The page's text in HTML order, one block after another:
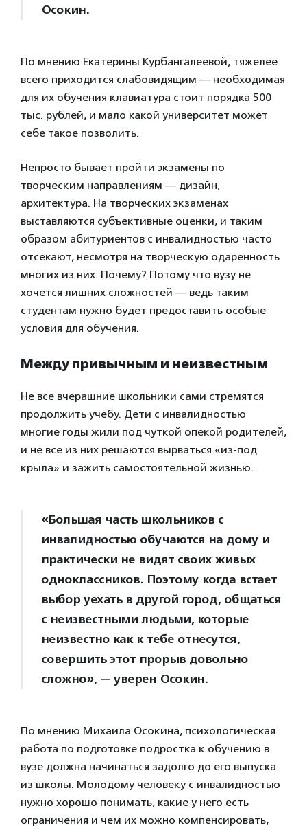
Осокин.
По мнению Екатерины Курбангалеевой, тяжелее
всего приходится слабовидящим — необходимая
для их обучения клавиатура стоит порядка 500
тыс. рублей, и мало какой университет может
себе такое позволить.
Непросто бывает пройти экзамены по
творческим направлениям — дизайн,
архитектура. На творческих экзаменах
выставляются субъективные оценки, и таким
образом абитуриентов с инвалидностью часто
отсекают, несмотря на творческую одаренность
многих из них. Почему? Потому что вузу не
хочется лишних сложностей — ведь таким
студентам нужно будет предоставить особые
условия для обучения.
Между привычным и неизвестным
Не все вчерашние школьники сами стремятся
продолжить учебу. Дети с инвалидностью
многие годы жили под чуткой опекой родителей,
и не все из них решаются вырваться «из-под
крыла» и зажить самостоятельной жизнью.
«Большая часть школьников с
инвалидностью обучаются на дому и
практически не видят своих живых
одноклассников. Поэтому когда встает
выбор уехать в другой город, общаться
с неизвестными людьми, которые
неизвестно как к тебе отнесутся,
совершить этот прорыв довольно
сложно», — уверен Осокин.
По мнению Михаила Осокина, психологическая
работа по подготовке подростка к обучению в
вузе должна начинаться задолго до его выпуска
из школы. Молодому человеку с инвалидностью
нужно хорошо понимать, какие у него есть
ограничения и чем их можно компенсировать,